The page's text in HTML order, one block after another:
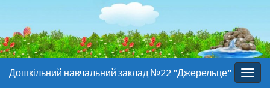
Дошкільний навчальний заклад №22 "Джерельце"